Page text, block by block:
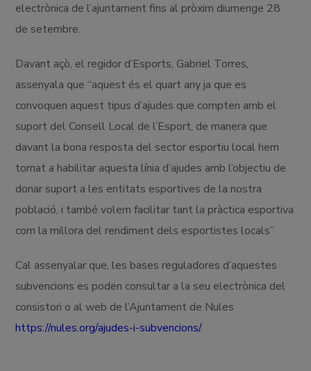
electrònica de l’ajuntament fins al pròxim diumenge 28
de setembre.
Davant açò, el regidor d’Esports, Gabriel Torres,
assenyala que “aquest és el quart any ja que es
convoquen aquest tipus d’ajudes que compten amb el
suport del Consell Local de l’Esport, de manera que
davant la bona resposta del sector esportiu local hem
tornat a habilitar aquesta línia d’ajudes amb l’objectiu de
donar suport a les entitats esportives de la nostra
població, i també volem facilitar tant la pràctica esportiva
com la millora del rendiment dels esportistes locals”.
Cal assenyalar que, les bases reguladores d’aquestes
subvencions es poden consultar a la seu electrònica del
consistori o al web de l’Ajuntament de Nules
https://nules.org/ajudes-i-subvencions/.